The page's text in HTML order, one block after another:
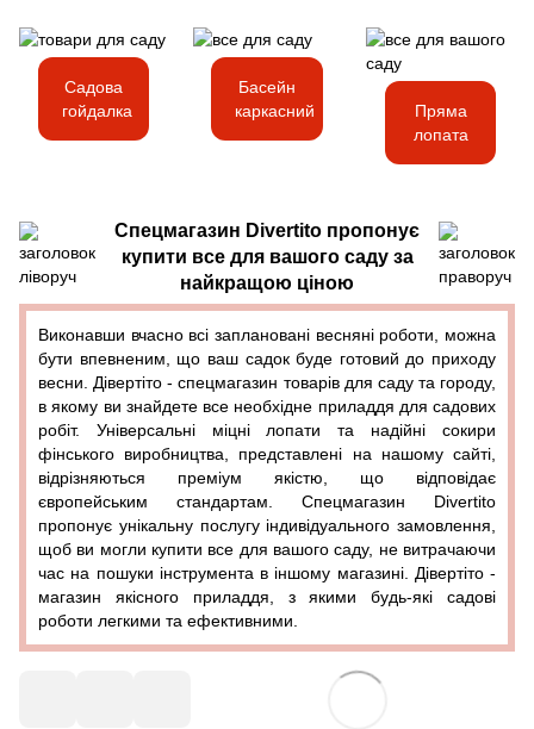
Садова
гойдалка
Басейн
каркасний
Пряма
лопата
Спецмагазин Divertito пропонує
купити все для вашого саду за
найкращою ціною
Виконавши вчасно всі заплановані весняні роботи, можна
бути впевненим, що ваш садок буде готовий до приходу
весни. Дівертіто - спецмагазин товарів для саду та городу,
в якому ви знайдете все необхідне приладдя для садових
робіт. Універсальні міцні лопати та надійні сокири
фінського виробництва, представлені на нашому сайті,
відрізняються преміум якістю, що відповідає
європейським стандартам. Спецмагазин Divertito
пропонує унікальну послугу індивідуального замовлення,
щоб ви могли купити все для вашого саду, не витрачаючи
час на пошуки інструмента в іншому магазині. Дівертіто -
магазин якісного приладдя, з якими будь-які садові
роботи легкими та ефективними.